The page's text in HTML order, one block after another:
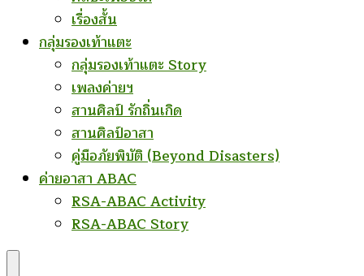
เรื่องสั้น
กลุ่มรองเท้าแตะ
กลุ่มรองเท้าแตะ Story
เพลงค่ายฯ
สานศิลป์ รักถิ่นเกิด
สานศิลป์อาสา
คู่มือภัยพิบัติ (Beyond Disasters)
ค่ายอาสา ABAC
RSA-ABAC Activity
RSA-ABAC Story